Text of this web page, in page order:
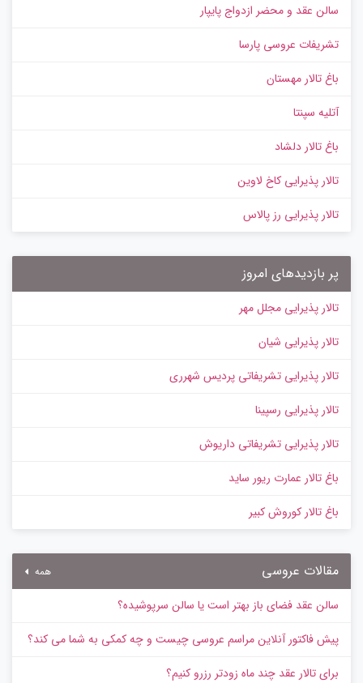
سالن عقد و محضر ازدواج پایپار
تشریفات عروسی پارسا
باغ تالار مهستان
آتلیه سپنتا
باغ تالار دلشاد
تالار پذیرایی کاخ لاوین
تالار پذیرایی رز پالاس
پر بازدیدهای امروز
تالار پذیرایی مجلل مهر
تالار پذیرایی شیان
تالار پذیرایی تشریفاتی پردیس شهرری
تالار پذیرایی رسپینا
تالار پذیرایی تشریفاتی داریوش
باغ تالار عمارت ریور ساید
باغ تالار کوروش کبیر
مقالات عروسی همه
سالن عقد فضای باز بهتر است یا سالن سرپوشیده؟
پیش‌ فاکتور آنلاین مراسم عروسی چیست و چه کمکی به شما می کند؟
برای تالار عقد چند ماه زودتر رزرو کنیم؟